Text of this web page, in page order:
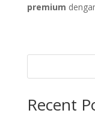
premium
Recent